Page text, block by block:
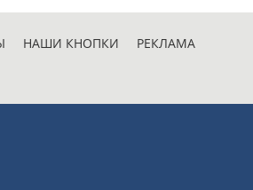
НАШИ КНОПКИ РЕКЛАМА